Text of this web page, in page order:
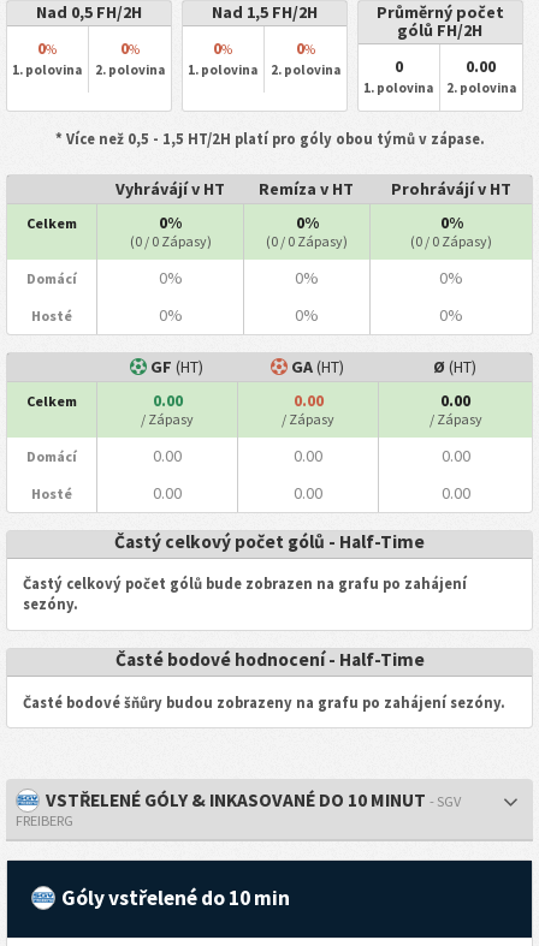
Nad 0,5 FH/2H
0%
1. polovina
0%
2. polovina
Nad 1,5 FH/2H
0%
1. polovina
0%
2. polovina
Průměrný počet
gólů FH/2H
0
1. polovina
0.00
2. polovina
* Více než 0,5 - 1,5 HT/2H platí pro góly obou týmů v zápase.
Vyhrávájí v HT Remíza v HT Prohrávájí v HT
Celkem 0%
(0 / 0 Zápasy)
0%
(0 / 0 Zápasy)
0%
(0 / 0 Zápasy)
Domácí 0% 0% 0%
Hosté 0% 0% 0%
GF (HT) GA(HT) Ø (HT)
Celkem 0.00
/ Zápasy
0.00
/ Zápasy
0.00
/ Zápasy
Domácí 0.00 0.00 0.00
Hosté 0.00 0.00 0.00
Častý celkový počet gólů - Half-Time
Častý celkový počet gólů bude zobrazen na grafu po zahájení
sezóny.
Časté bodové hodnocení - Half-Time
Časté bodové šňůry budou zobrazeny na grafu po zahájení sezóny.
VSTŘELENÉ GÓLY & INKASOVANÉ DO 10 MINUT - SGV
FREIBERG
Góly vstřelené do 10 min